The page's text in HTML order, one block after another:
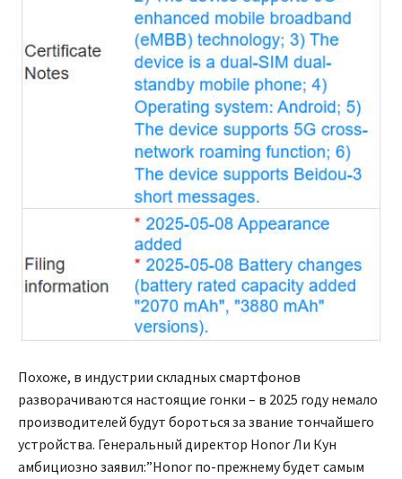
Похоже, в индустрии складных смартфонов
разворачиваются настоящие гонки – в 2025 году немало
производителей будут бороться за звание тончайшего
устройства. Генеральный директор Honor Ли Кун
амбициозно заявил:”Honor по-прежнему будет самым